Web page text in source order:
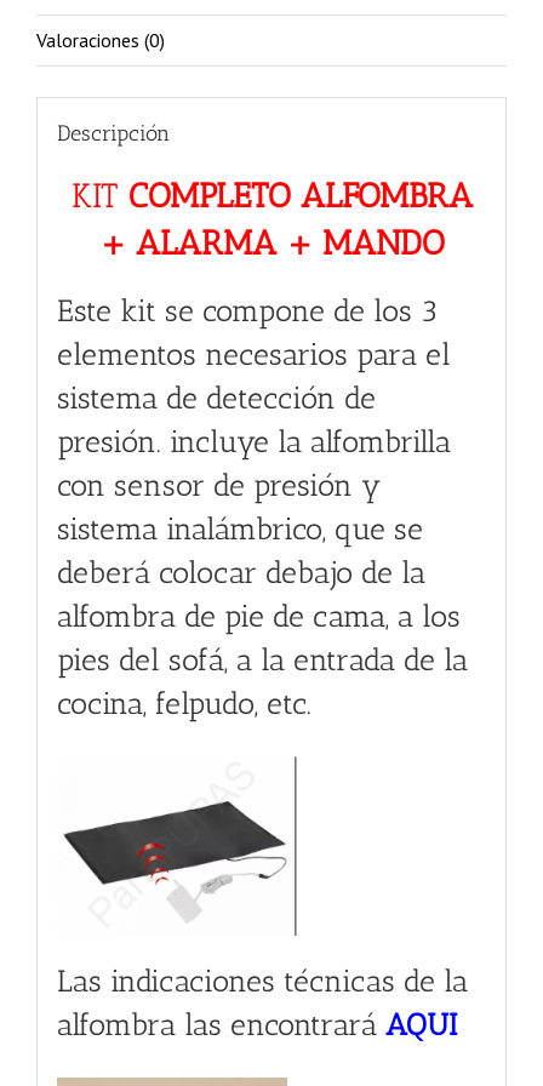
Valoraciones (0)
Descripción
KIT COMPLETO ALFOMBRA
+ ALARMA + MANDO
Este kit se compone de los 3
elementos necesarios para el
sistema de detección de
presión. incluye la alfombrilla
con sensor de presión y
sistema inalámbrico, que se
deberá colocar debajo de la
alfombra de pie de cama, a los
pies del sofá, a la entrada de la
cocina, felpudo, etc.
Las indicaciones técnicas de la
alfombra las encontrará AQUI